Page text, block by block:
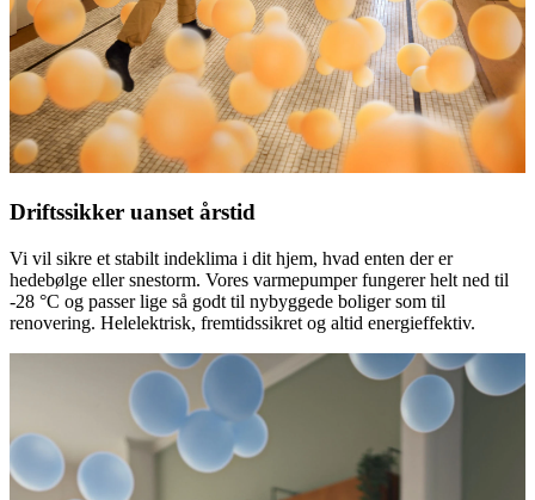
Driftssikker uanset årstid
Vi vil sikre et stabilt indeklima i dit hjem, hvad enten der er
hedebølge eller snestorm. Vores varmepumper fungerer helt ned til
-28 °C og passer lige så godt til nybyggede boliger som til
renovering. Helelektrisk, fremtidssikret og altid energieffektiv.